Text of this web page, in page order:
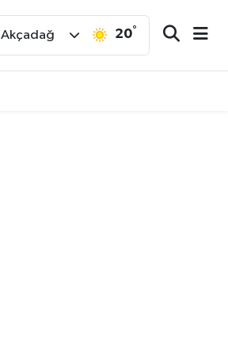
Akçadağ 20°